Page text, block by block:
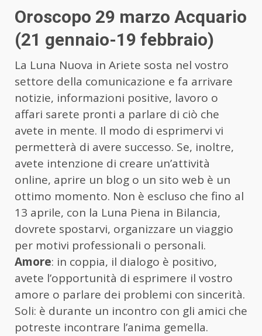
Oroscopo 29 marzo Acquario
(21 gennaio-19 febbraio)
La Luna Nuova in Ariete sosta nel vostro
settore della comunicazione e fa arrivare
notizie, informazioni positive, lavoro o
affari sarete pronti a parlare di ciò che
avete in mente. Il modo di esprimervi vi
permetterà di avere successo. Se, inoltre,
avete intenzione di creare un’attività
online, aprire un blog o un sito web è un
ottimo momento. Non è escluso che fino al
13 aprile, con la Luna Piena in Bilancia,
dovrete spostarvi, organizzare un viaggio
per motivi professionali o personali.
Amore: in coppia, il dialogo è positivo,
avete l’opportunità di esprimere il vostro
amore o parlare dei problemi con sincerità.
Soli: è durante un incontro con gli amici che
potreste incontrare l’anima gemella.